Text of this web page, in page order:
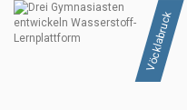
Vöcklabruck